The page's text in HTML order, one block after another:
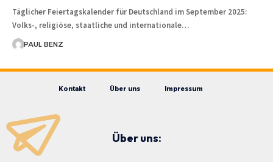
Täglicher Feiertagskalender für Deutschland im September 2025:
Volks-, religiöse, staatliche und internationale…
PAUL BENZ
Kontakt Über uns Impressum
Über uns: